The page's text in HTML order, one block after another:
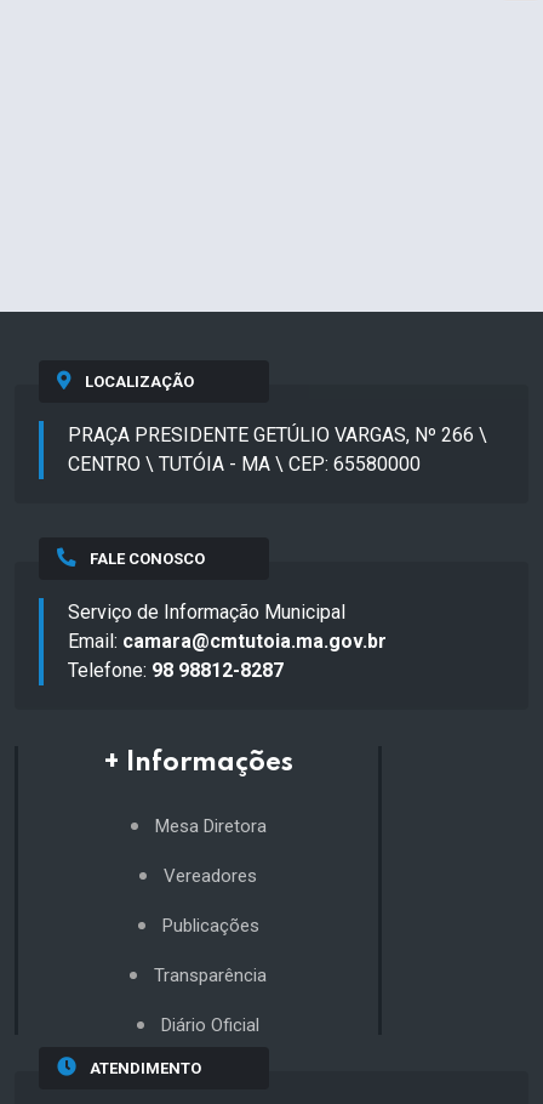
LOCALIZAÇÃO
PRAÇA PRESIDENTE GETÚLIO VARGAS, Nº 266 \
CENTRO \ TUTÓIA - MA \ CEP: 65580000
FALE CONOSCO
Serviço de Informação Municipal
Email: camara@cmtutoia.ma.gov.br
Telefone: 98 98812-8287
+ Informações
Mesa Diretora
Vereadores
Publicações
Transparência
Diário Oficial
ATENDIMENTO